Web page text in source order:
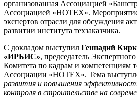
организованная Ассоциацией
Ассоциацией «НОТЕХ».
экспертов отрасли для обсуждения
развитии института техзаказчика.
С докладом выступил Геннадий
«ИРБИС», председатель
Комитета по кадрам и компетенциям
Ассоциации «НОТЕХ». Тема
развития и повышения
контроля в строительстве на